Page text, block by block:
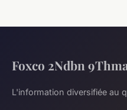
Foxco 2Ndbn
L'information diversifiée au